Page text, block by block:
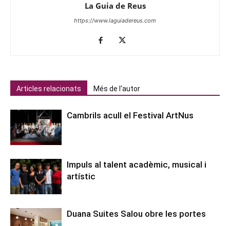
La Guia de Reus
https://www.laguiadereus.com
Articles relacionats Més de l'autor
Cambrils acull el Festival ArtNus
Impuls al talent acadèmic, musical i
artístic
Duana Suites Salou obre les portes